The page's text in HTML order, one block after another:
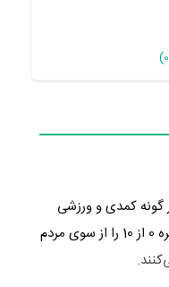
سال پیش یعنی سال 1388 در گونه کمدی و ورزشی
نمره 0 از 10 را از سوی مردم